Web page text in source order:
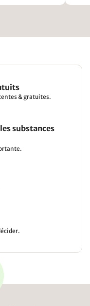
& gratuites.
substances